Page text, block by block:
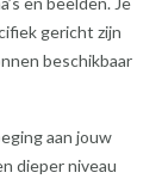
gericht zijn
beschikbaar
aan jouw
dieper niveau